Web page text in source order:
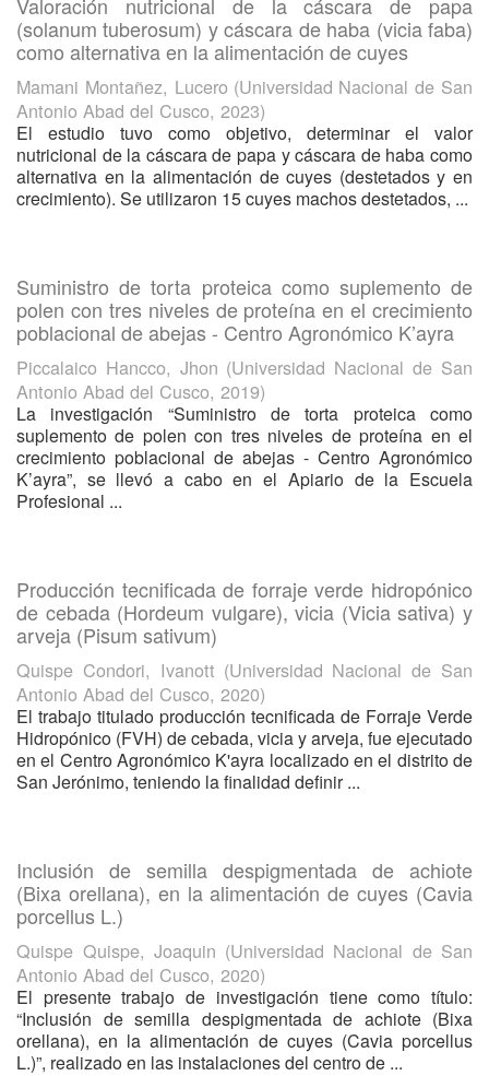
(solanum tuberosum) y cáscara de haba (vicia faba)
como alternativa en la alimentación de cuyes
Mamani Montañez, Lucero (Universidad Nacional de San
Antonio Abad del Cusco, 2023)
El estudio tuvo como objetivo, determinar el valor
nutricional de la cáscara de papa y cáscara de haba como
alternativa en la alimentación de cuyes (destetados y en
crecimiento). Se utilizaron 15 cuyes machos destetados, ...
Suministro de torta proteica como suplemento de
polen con tres niveles de proteína en el crecimiento
poblacional de abejas - Centro Agronómico K’ayra
Piccalaico Hancco, Jhon (Universidad Nacional de San
Antonio Abad del Cusco, 2019)
La investigación “Suministro de torta proteica como
suplemento de polen con tres niveles de proteína en el
crecimiento poblacional de abejas - Centro Agronómico
K’ayra”, se llevó a cabo en el Apiario de la Escuela
Profesional ...
Producción tecnificada de forraje verde hidropónico
de cebada (Hordeum vulgare), vicia (Vicia sativa) y
arveja (Pisum sativum)
Quispe Condori, Ivanott (Universidad Nacional de San
Antonio Abad del Cusco, 2020)
El trabajo titulado producción tecnificada de Forraje Verde
Hidropónico (FVH) de cebada, vicia y arveja, fue ejecutado
en el Centro Agronómico K'ayra localizado en el distrito de
San Jerónimo, teniendo la finalidad definir ...
Inclusión de semilla despigmentada de achiote
(Bixa orellana), en la alimentación de cuyes (Cavia
porcellus L.)
Quispe Quispe, Joaquin (Universidad Nacional de San
Antonio Abad del Cusco, 2020)
El presente trabajo de investigación tiene como título:
“Inclusión de semilla despigmentada de achiote (Bixa
orellana), en la alimentación de cuyes (Cavia porcellus
L.)”, realizado en las instalaciones del centro de ...